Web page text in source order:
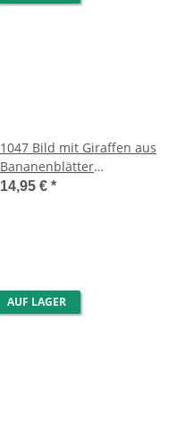
1047 Bild mit Giraffen aus
Bananenblätter
handgefertigt 40 x 20 cm
14,95 € *
AUF LAGER